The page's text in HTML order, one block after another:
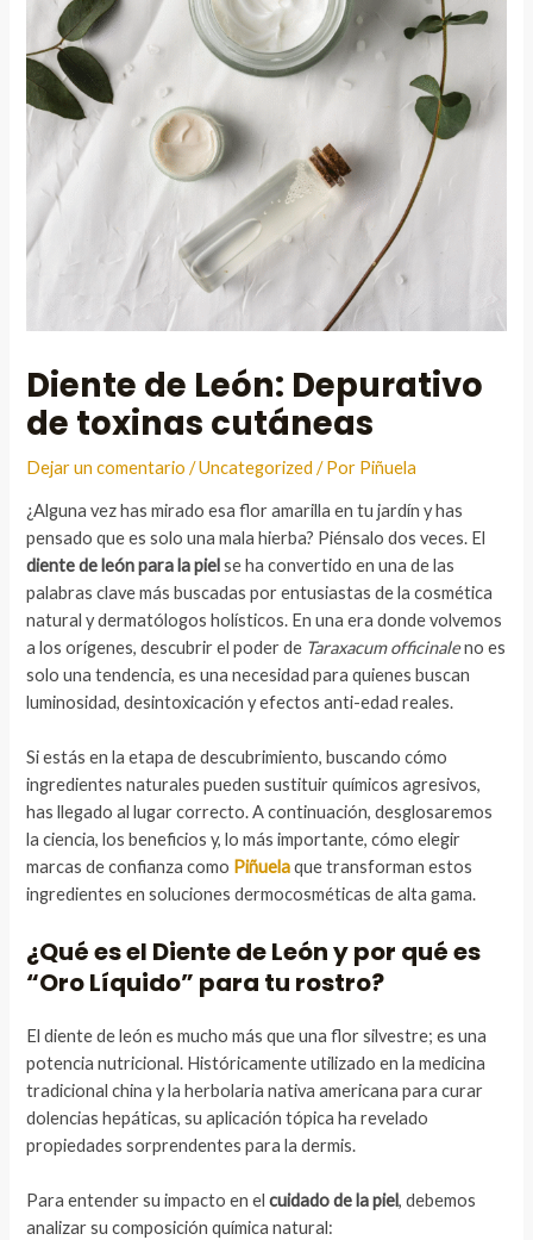
Diente de León: Depurativo
de toxinas cutáneas
Dejar un comentario /Uncategorized / Por Piñuela
¿Alguna vez has mirado esa flor amarilla en tu jardín y has
pensado que es solo una mala hierba? Piénsalo dos veces. El
diente de león para la pielse ha convertido en una de las
palabras clave más buscadas por entusiastas de la cosmética
natural y dermatólogos holísticos. En una era donde volvemos
a los orígenes, descubrir el poder de Taraxacum officinaleno es
solo una tendencia, es una necesidad para quienes buscan
luminosidad, desintoxicación y efectos anti-edad reales.
Si estás en la etapa de descubrimiento, buscando cómo
ingredientes naturales pueden sustituir químicos agresivos,
has llegado al lugar correcto. A continuación, desglosaremos
la ciencia, los beneficios y, lo más importante, cómo elegir
marcas de confianza como Piñuelaque transforman estos
ingredientes en soluciones dermocosméticas de alta gama.
¿Qué es el Diente de León y por qué es
“Oro Líquido” para tu rostro?
El diente de león es mucho más que una flor silvestre; es una
potencia nutricional. Históricamente utilizado en la medicina
tradicional china y la herbolaria nativa americana para curar
dolencias hepáticas, su aplicación tópica ha revelado
propiedades sorprendentes para la dermis.
Para entender su impacto en elcuidado de la piel, debemos
analizar su composición química natural: